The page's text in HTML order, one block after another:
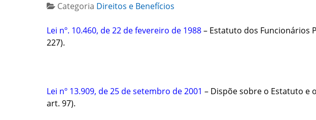
Categoria Direitos e Benefícios
Lei nº. 10.460, de 22 de fevereiro de 1988– Estatuto dos Funcionários
227).
Lei nº 13.909, de 25 de setembro de 2001 – Dispõe sobre o Estatuto e
art. 97).